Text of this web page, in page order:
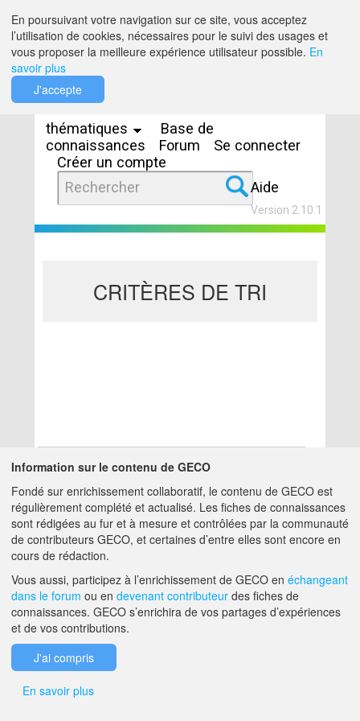
thématiques
Base de
connaissances
Forum
Se connecter
Créer un compte
Aide
Version 2.10.1
CRITÈRES DE TRI
Aucun résultat
A PROPOS DE GECO AIDE
F.A.Q. NOUS CONTACTER
En poursuivant votre navigation sur ce site, vous acceptez
l’utilisation de cookies, nécessaires pour le suivi des usages et
vous proposer la meilleure expérience utilisateur possible. En
savoir plus
J'accepte
Information sur le contenu de GECO
Fondé sur enrichissement collaboratif, le contenu de GECO est
régulièrement complété et actualisé. Les fiches de connaissances
sont rédigées au fur et à mesure et contrôlées par la communauté
de contributeurs GECO, et certaines d’entre elles sont encore en
cours de rédaction.
Vous aussi, participez à l’enrichissement de GECO en échangeant
dans le forum ou en devenant contributeur des fiches de
connaissances. GECO s’enrichira de vos partages d’expériences
et de vos contributions.
J'ai compris
En savoir plus